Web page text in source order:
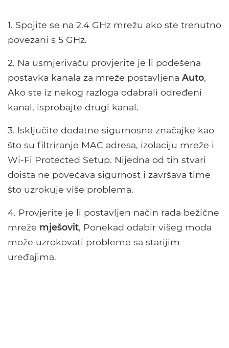
1. Spojite se na 2.4 GHz mrežu ako ste trenutno
povezani s 5 GHz.
2. Na usmjerivaču provjerite je li podešena
postavka kanala za mreže postavljena Auto,
Ako ste iz nekog razloga odabrali određeni
kanal, isprobajte drugi kanal.
3. Isključite dodatne sigurnosne značajke kao
što su filtriranje MAC adresa, izolaciju mreže i
Wi-Fi Protected Setup. Nijedna od tih stvari
doista ne povećava sigurnost i završava time
što uzrokuje više problema.
4. Provjerite je li postavljen način rada bežične
mreže mješovit, Ponekad odabir višeg moda
može uzrokovati probleme sa starijim
uređajima.